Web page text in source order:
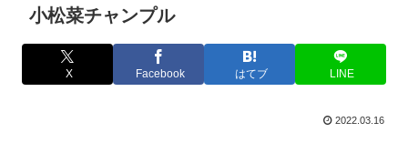
小松菜チャンプル
X Facebook はてブ LINE
2022.03.16